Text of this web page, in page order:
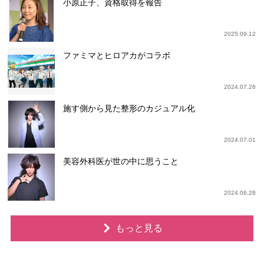
小原正子、資格取得を報告
2025.09.12
ファミマとヒロアカがコラボ
2024.07.26
施す側から見た整形のカジュアル化
2024.07.01
美容外科医が世の中に思うこと
2024.06.28
もっと見る